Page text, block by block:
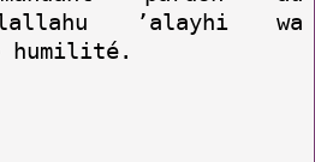
’alayhi wa
humilité.